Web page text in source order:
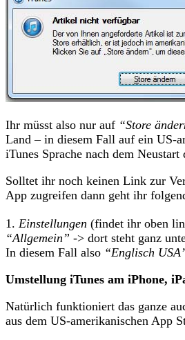
Ihr müsst also nur auf “Store
Land – in diesem Fall auf ein US-
iTunes Sprache nach dem
Solltet ihr noch keinen Link zur
App zugreifen dann geht ihr
1. Einstellungen (findet ihr oben
“Allgemein” -> dort steht ganz
In diesem Fall also “Englisch
Umstellung iTunes am iPhone,
Natürlich funktioniert das ganze
aus dem US-amerikanischen App